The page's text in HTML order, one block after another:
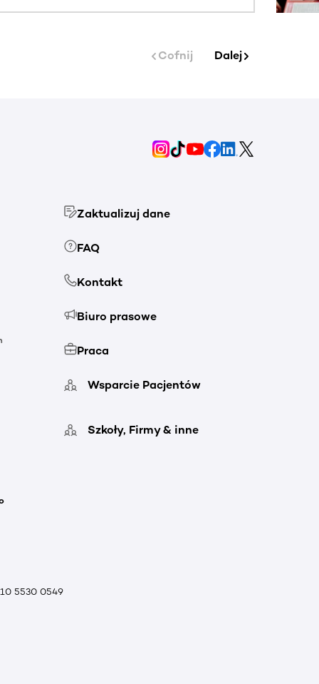
Cofnij Dalej
Zaktualizuj dane
FAQ
Kontakt
Biuro prasowe
Praca
Wsparcie Pacjentów
Szkoły, Firmy & inne
5530 0549